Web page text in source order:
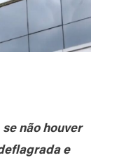
não houver
e